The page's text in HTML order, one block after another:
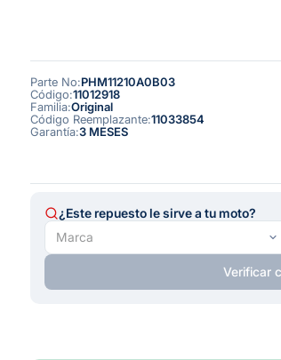
Parte No:PHM11210A0B03
Código:11012918
Familia:Original
Código Reemplazante:11033854
Garantía:3 MESES
¿Este repuesto le sirve a tu moto?
Verificar